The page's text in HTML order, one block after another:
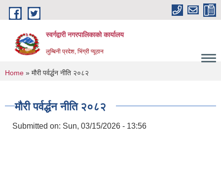
Skip to main content
स्वर्गद्वारी नगरपालिकाको कार्यालय
लुम्बिनी प्रदेश, भिंग्री प्यूठान
You are here
Home » मौरी पर्वर्द्धन नीति २०८२
मौरी पर्वर्द्धन नीति २०८२
Submitted on: Sun, 03/15/2026 - 13:56